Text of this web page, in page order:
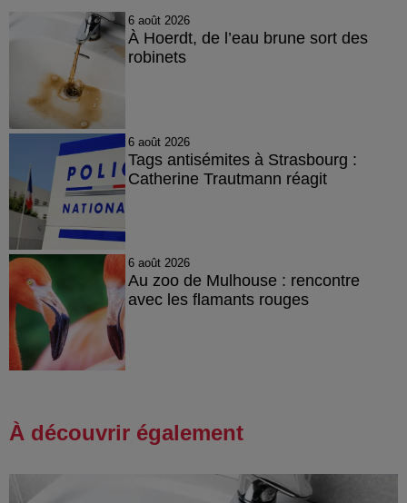
6 août 2026
À Hoerdt, de l’eau brune sort des
robinets
6 août 2026
Tags antisémites à Strasbourg :
Catherine Trautmann réagit
6 août 2026
Au zoo de Mulhouse : rencontre
avec les flamants rouges
À découvrir également